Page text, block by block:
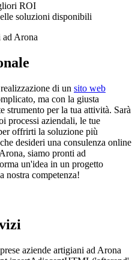
ROI
soluzioni disponibili
ad Arona
di un sito web
ma con la giusta
strumento per la tua attività. Sarà
processi aziendali, le tue
offrirti la soluzione più
desideri una consulenza online
siamo pronti ad
un'idea in un progetto
nostra competenza!